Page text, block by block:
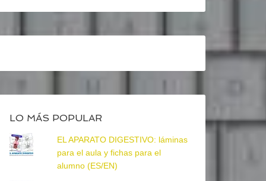
LO MÁS POPULAR
EL APARATO DIGESTIVO: láminas
para el aula y fichas para el
alumno (ES/EN)